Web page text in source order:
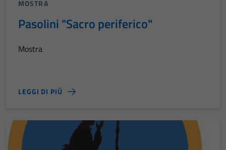
MOSTRA
Pasolini "Sacro periferico"
Mostra
LEGGI DI PIÙ